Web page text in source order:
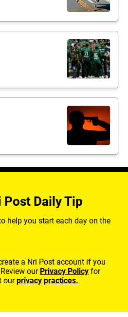
Daily Tip
help you start each day on the
a Nri Post account if you
our Privacy Policy for
ourprivacy practices.